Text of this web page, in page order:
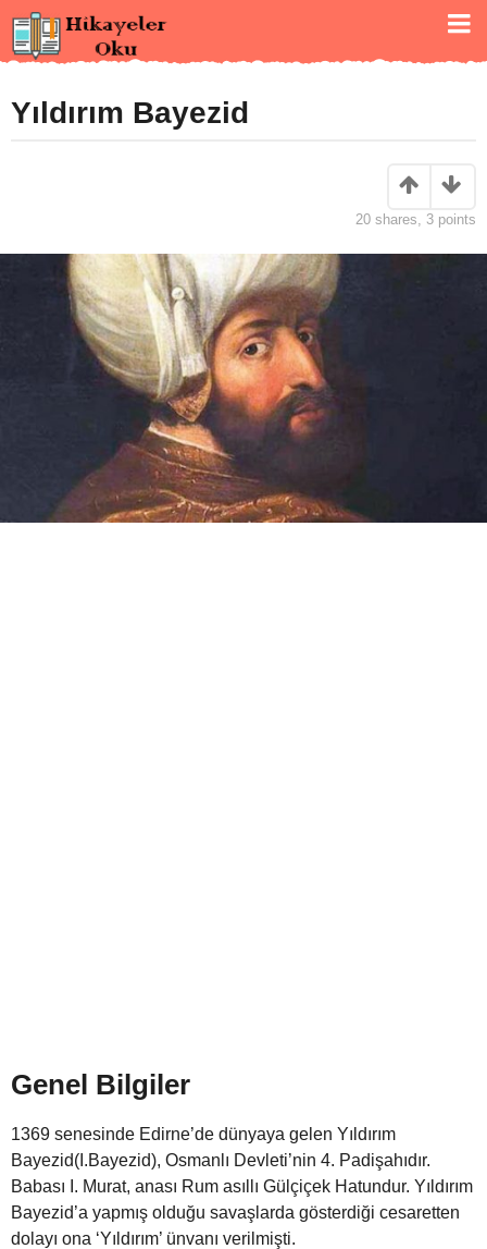
Yıldırım Bayezid
20 shares, 3 points
Genel Bilgiler
1369 senesinde Edirne’de dünyaya gelen Yıldırım
Bayezid(I.Bayezid), Osmanlı Devleti’nin 4. Padişahıdır.
Babası I. Murat, anası Rum asıllı Gülçiçek Hatundur. Yıldırım
Bayezid’a yapmış olduğu savaşlarda gösterdiği cesaretten
dolayı ona ‘Yıldırım’ ünvanı verilmişti.